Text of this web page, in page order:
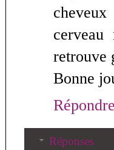
retrouve
Bonne
Réponses